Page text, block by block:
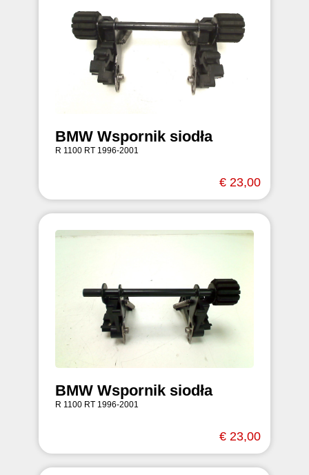
BMW Wspornik siodła
R 1100 RT 1996-2001
€ 23,00
BMW Wspornik siodła
R 1100 RT 1996-2001
€ 23,00